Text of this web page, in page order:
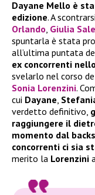
Dayane Mello è
edizione. A
Orlando, Giulia
spuntarla è stata
all’ultima puntata
ex concorrenti
svelarlo nel corso
Sonia Lorenzini.
cui Dayane,
verdetto definitivo,
raggiungere il
momento dal
concorrenti ci sia
merito la Lorenzini